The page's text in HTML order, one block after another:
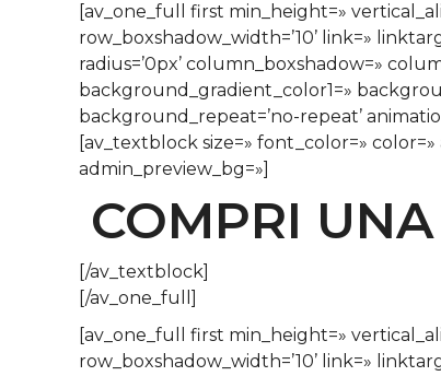
[av_one_full first min_height=»
row_boxshadow_width=’10’ link=»
radius=’0px’ column_boxshadow=»
background_gradient_color1=»
background_repeat=’no-repeat’
[av_textblock size=» font_color=»
admin_preview_bg=»]
COMPRI
[/av_textblock]
[/av_one_full]
[av_one_full first min_height=»
row_boxshadow_width=’10’ link=»